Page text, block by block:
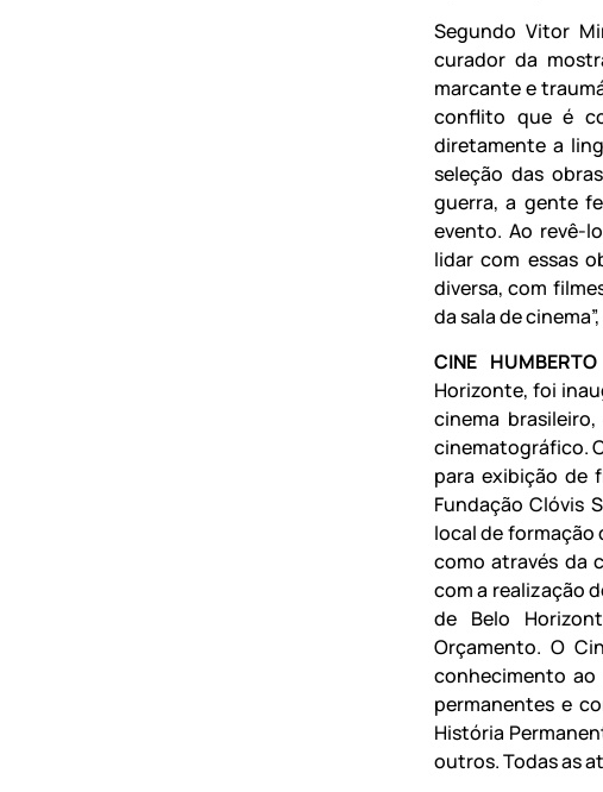
Segundo Vitor
curador da
marcante e
conflito que é
diretamente a
seleção das
guerra, a gente
evento. Ao revê-
lidar com essas
diversa, com
da sala de
CINE
Horizonte, foi
cinema
cinematográfico.
para exibição de
Fundação Clóvis
local de formação
como através da
com a realização
de Belo
Orçamento. O
conhecimento ao
permanentes e
História
outros. Todas as